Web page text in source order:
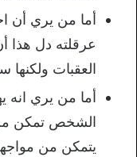
أما من يري أن
عرقلته دل هذا
العقبات
أما من يري
الشخص تمكن من
يتمكن من